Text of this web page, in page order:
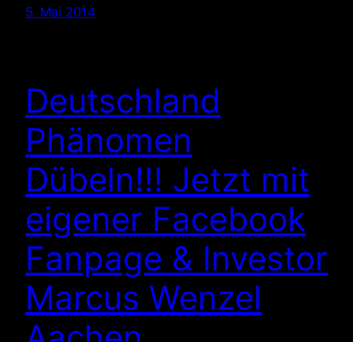
5. Mai 2014
Deutschland
Phänomen
Dübeln!!! Jetzt mit
eigener Facebook
Fanpage & Investor
Marcus Wenzel